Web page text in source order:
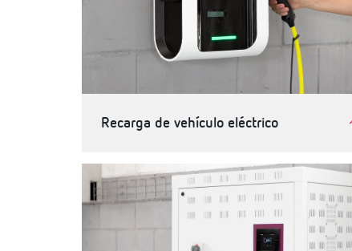
Recarga de vehículo eléctrico
Movilidad eléctrica